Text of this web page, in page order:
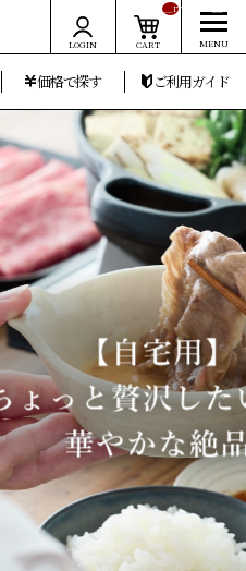
LOGIN CART
__ITM_CNT__
価格で探す ご利用ガイド